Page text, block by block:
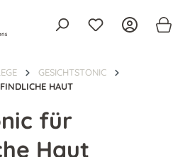
GESICHTSTONIC
HAUT
für
Haut